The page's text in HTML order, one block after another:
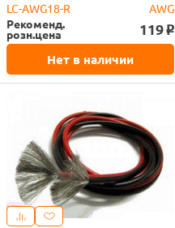
LC-AWG18-R
AWG
Рекоменд.
розн.цена 119 o
Нет в наличии